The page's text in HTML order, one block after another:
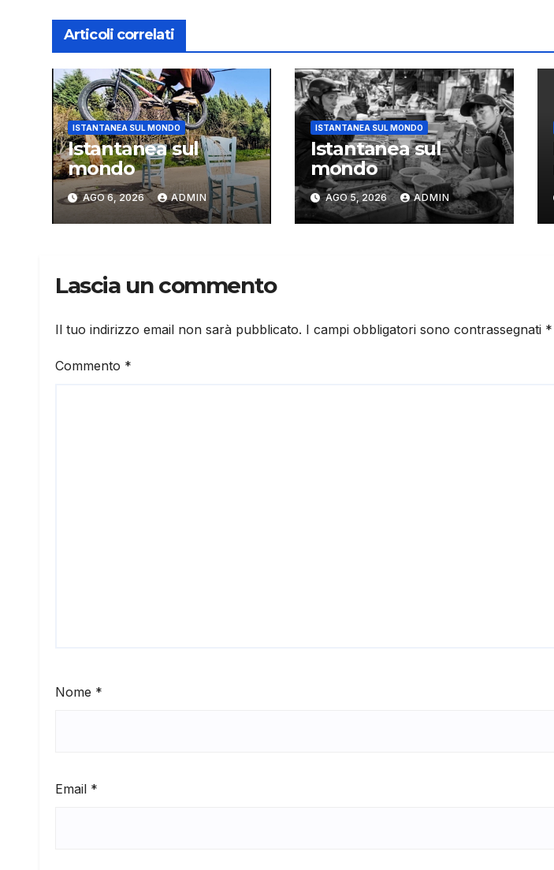
Articoli correlati
ISTANTANEA SUL MONDO
Istantanea sul
mondo
AGO 6, 2026 ADMIN
ISTANTANEA SUL MONDO
Istantanea sul
mondo
AGO 5, 2026 ADMIN
Lascia un commento
Il tuo indirizzo email non sarà pubblicato. I campi obbligatori sono contrassegnati *
Commento *
Nome *
Email *